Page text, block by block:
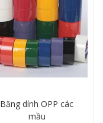
Băng dính OPP các
mầu